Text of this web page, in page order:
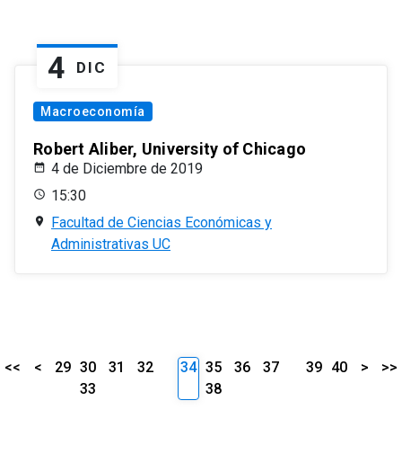
4 DIC
Macroeconomía
Robert Aliber, University of Chicago
4 de Diciembre de 2019
15:30
Facultad de Ciencias Económicas y
Administrativas UC
<< < 29 30 31
32
33
34 35 36
37
38
39 40 > >>